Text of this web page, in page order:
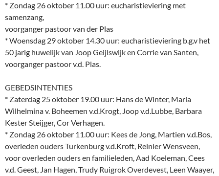
* Zondag 26 oktober 11.00 uur: eucharistieviering met
samenzang,
voorganger pastoor van der Plas
* Woensdag 29 oktober 14.30 uur: eucharistieviering b.g.v het
50 jarig huwelijk van Joop Geijlswijk en Corrie van Santen,
voorganger pastoor v.d. Plas.
GEBEDSINTENTIES
* Zaterdag 25 oktober 19.00 uur: Hans de Winter, Maria
Wilhelmina v. Boheemen v.d.Krogt, Joop v.d.Lubbe, Barbara
Kester Steijger, Cor Verhagen.
* Zondag 26 oktober 11.00 uur: Kees de Jong, Martien v.d.Bos,
overleden ouders Turkenburg v.d.Kroft, Reinier Wensveen,
voor overleden ouders en familieleden, Aad Koeleman, Cees
v.d. Geest, Jan Hagen, Trudy Ruigrok Overdevest, Leen Waayer,